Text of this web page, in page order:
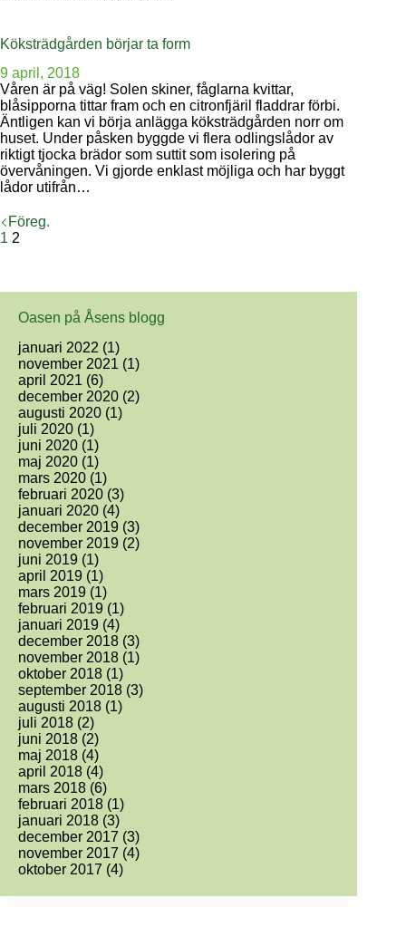
Köksträdgården börjar ta form
9 april, 2018
Våren är på väg! Solen skiner, fåglarna kvittar,
blåsipporna tittar fram och en citronfjäril fladdrar förbi.
Äntligen kan vi börja anlägga köksträdgården norr om
huset. Under påsken byggde vi flera odlingslådor av
riktigt tjocka brädor som suttit som isolering på
övervåningen. Vi gjorde enklast möjliga och har byggt
lådor utifrån…
Föreg.
1 2
Oasen på Åsens blogg
januari 2022 (1)
november 2021 (1)
april 2021 (6)
december 2020 (2)
augusti 2020 (1)
juli 2020 (1)
juni 2020 (1)
maj 2020 (1)
mars 2020 (1)
februari 2020 (3)
januari 2020 (4)
december 2019 (3)
november 2019 (2)
juni 2019 (1)
april 2019 (1)
mars 2019 (1)
februari 2019 (1)
januari 2019 (4)
december 2018 (3)
november 2018 (1)
oktober 2018 (1)
september 2018 (3)
augusti 2018 (1)
juli 2018 (2)
juni 2018 (2)
maj 2018 (4)
april 2018 (4)
mars 2018 (6)
februari 2018 (1)
januari 2018 (3)
december 2017 (3)
november 2017 (4)
oktober 2017 (4)